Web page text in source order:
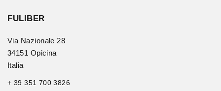
FULIBER
Via Nazionale 28
34151 Opicina
Italia
+ 39 351 700 3826